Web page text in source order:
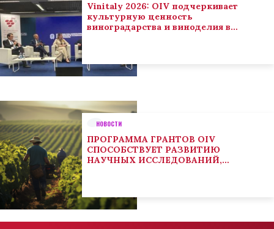
Vinitaly 2026: OIV подчеркивает
культурную ценность
виноградарства и виноделия в
НОВОСТИ
ПРОГРАММА ГРАНТОВ OIV
СПОСОБСТВУЕТ РАЗВИТИЮ
НАУЧНЫХ ИССЛЕДОВАНИЙ,